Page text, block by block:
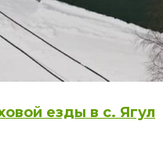
езды в с. Ягул